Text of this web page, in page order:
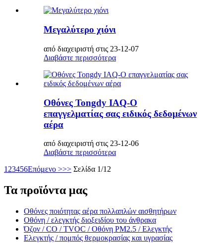
Μεγαλύτερο χιόνι
από διαχειριστή στις 23-12-07
Διαβάστε περισσότερα
Οθόνες Tongdy IAQ-Ο
επαγγελματίας σας ειδικός δεδομένων
αέρα
από διαχειριστή στις 23-12-06
Διαβάστε περισσότερα
1 23456Επόμενο >>> Σελίδα 1/12
Τα προϊόντα μας
Οθόνες ποιότητας αέρα πολλαπλών αισθητήρων
Οθόνη / ελεγκτής διοξειδίου του άνθρακα
Όζον / CO / TVOC / Οθόνη PM2.5 / Ελεγκτής
Ελεγκτής / πομπός θερμοκρασίας και υγρασίας